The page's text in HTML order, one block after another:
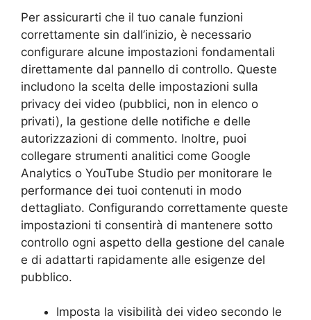
Per assicurarti che il tuo canale funzioni
correttamente sin dall’inizio, è necessario
configurare alcune impostazioni fondamentali
direttamente dal pannello di controllo. Queste
includono la scelta delle impostazioni sulla
privacy dei video (pubblici, non in elenco o
privati), la gestione delle notifiche e delle
autorizzazioni di commento. Inoltre, puoi
collegare strumenti analitici come Google
Analytics o YouTube Studio per monitorare le
performance dei tuoi contenuti in modo
dettagliato. Configurando correttamente queste
impostazioni ti consentirà di mantenere sotto
controllo ogni aspetto della gestione del canale
e di adattarti rapidamente alle esigenze del
pubblico.
Imposta la visibilità dei video secondo le